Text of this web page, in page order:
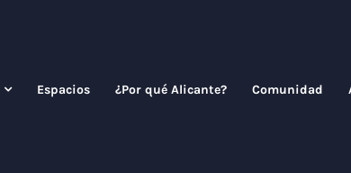
Espacios ¿Por qué Alicante? Comunidad